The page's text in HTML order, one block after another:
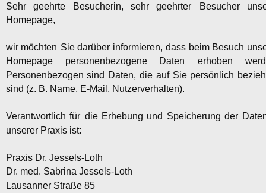
Sehr geehrte Besucherin, sehr geehrter Besucher
Homepage,
wir möchten Sie darüber informieren, dass beim Besuch
Homepage
personenbezogene Daten erhoben
Personenbezogen sind Daten, die auf Sie persönlich
sind (z. B. Name, E-Mail, Nutzerverhalten).
Verantwortlich für die Erhebung und Speicherung der
unserer Praxis ist:
Praxis Dr. Jessels-Loth
Dr. med. Sabrina Jessels-Loth
Lausanner Straße 85